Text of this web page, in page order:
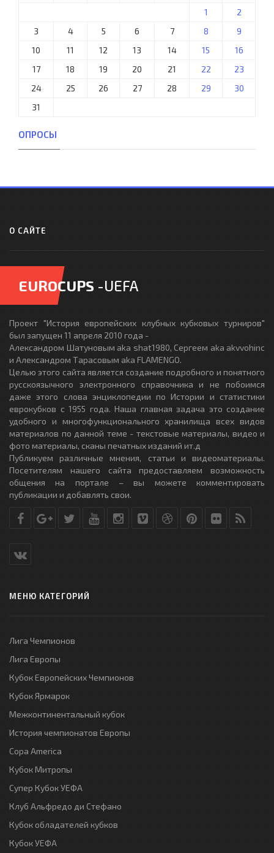
1
2
3
4 5 6 7 8
9
10
11 12 13 14 15
16
17
18 19 20 21 22
23
24
25 26 27 28 29
30
31
ОПРОСЫ
О САЙТЕ
EUROCUPS -UEFA
Проект "История европейских клубных кубковых турниров"
был запущен 11 апреля 2010 года -
Александром Шатуновым aka shat1980, Сергеем aka akvvohinc
и Александром Тарасовым aka FLAMENGO.
Целью этого сайта является создание подробного и понятного
русскоязычного электронного справочника и не побоимся
даже этого слова энциклопедии по Истории и статистики
еврокубков с 1955 года. Наша главная задача это создание
удобного и многофункционального хранилища всех видов
материалов по данной теме - текстовые материалы, видео и
фото материалы, сканы печатных изданий ит.д
Публикуем различные мнения, статьи и видеоматериалы.
Посетителям нашего сайта предоставляем возможность
общения на портале – вы можете комментировать
публикации и добавлять свои.
МЕНЮ КАТЕГОРИЙ
Лига Чемпионов
Лига Европы
Кубок Европейских Чемпионов
Кубок Ярмарок
Межконтинентальный кубок
История чемпионатов Европы
Copa America
Кубок Митропы
Супер Кубок УЕФА
Клуб Альфредо ди Стефано
Кубок обладателей кубков
Кубок УЕФА